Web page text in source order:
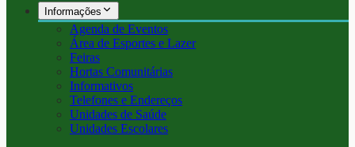
Informações
Agenda de Eventos
Área de Esportes e Lazer
Feiras
Hortas Comunitárias
Informativos
Telefones e Endereços
Unidades de Saúde
Unidades Escolares